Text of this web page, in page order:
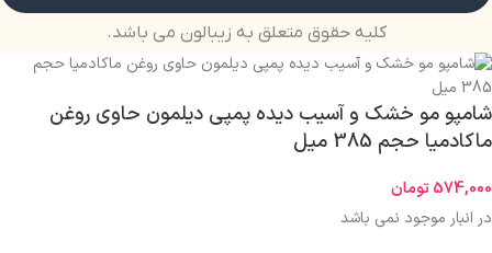
کلیه حقوق متعلق به زیبالون می باشد.
شامپو مو خشک و آسیب دیده پمپی دیلمون حاوی روغن
ماکادمیا حجم 385 میل
574,000تومان
در انبار موجود نمی باشد